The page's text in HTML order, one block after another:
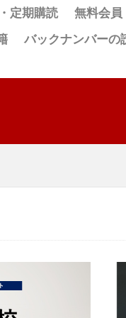
定期購読
無料会員
バックナンバーの